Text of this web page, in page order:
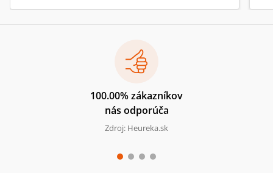
100.00% zákazníkov
nás odporúča
Zdroj: Heureka.sk